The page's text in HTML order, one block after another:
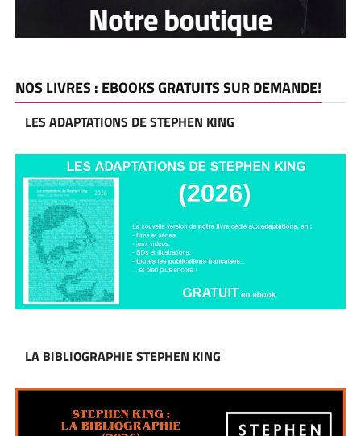
NOS LIVRES : EBOOKS GRATUITS SUR DEMANDE!
LES ADAPTATIONS DE STEPHEN KING
LA BIBLIOGRAPHIE STEPHEN KING